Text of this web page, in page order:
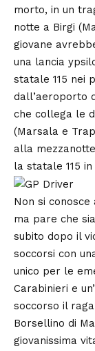
morto, in un
notte a Birgi
giovane
una lancia
statale 115 nei
dall’aeroporto
che collega le
(Marsala e
alla
la statale 115
Non si conosce
ma pare che
subito dopo il
soccorsi con
unico per le
Carabinieri e
soccorso il
Borsellino di
giovanissima